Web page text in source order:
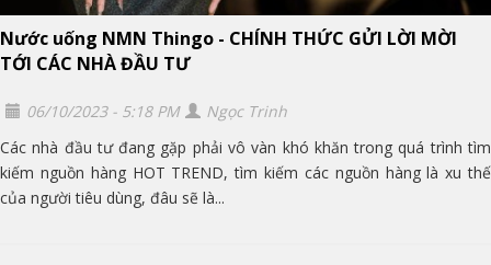
Nước uống NMN Thingo - CHÍNH THỨC GỬI LỜI MỜI
TỚI CÁC NHÀ ĐẦU TƯ
06/10/2023 - 5:18 PM
Ngọc Trinh
Các nhà đầu tư đang gặp phải vô vàn khó khăn trong quá trình tìm
kiếm nguồn hàng HOT TREND, tìm kiếm các nguồn hàng là xu thế
của người tiêu dùng, đâu sẽ là...